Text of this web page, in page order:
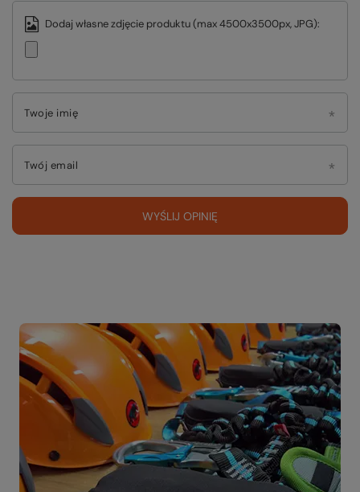
Dodaj własne zdjęcie produktu (max 4500x3500px, JPG):
Twoje imię
Twój email
WYŚLIJ OPINIĘ